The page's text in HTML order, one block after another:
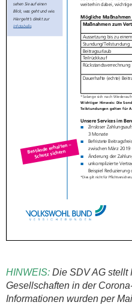
HINWEIS: Die SDV AG stellt
Gesellschaften in der
Informationen wurden per